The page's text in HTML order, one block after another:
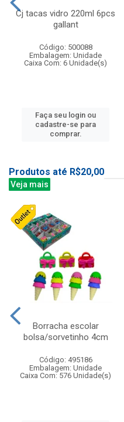
Cj tacas vidro 220ml 6pcs
gallant
Código: 500088
Embalagem: Unidade
Caixa Com: 6 Unidade(s)
Faça seu login ou
cadastre-se para
comprar.
Produtos até R$20,00
Veja mais
Borracha escolar
bolsa/sorvetinho 4cm
Código: 495186
Embalagem: Unidade
Caixa Com: 576 Unidade(s)